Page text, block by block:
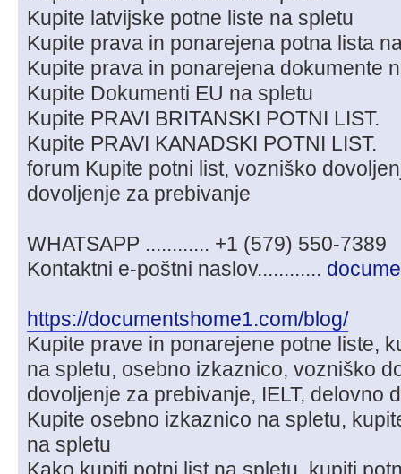
Kupite latvijske potne liste na spletu
Kupite prava in ponarejena potna lista
Kupite prava in ponarejena dokumente
Kupite Dokumenti EU na spletu
Kupite PRAVI BRITANSKI POTNI LIST.
Kupite PRAVI KANADSKI POTNI LIST.
forum Kupite potni list, vozniško
dovoljenje za prebivanje
WHATSAPP ............ +1 (579) 550-7389
Kontaktni e-poštni naslov............
https://documentshome1.com/blog/
Kupite prave in ponarejene potne liste,
na spletu, osebno izkaznico, vozniško
dovoljenje za prebivanje, IELT, delovno
Kupite osebno izkaznico na spletu,
na spletu